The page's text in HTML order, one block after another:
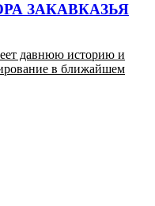
ЗАКАВКАЗЬЯ
давнюю историю и
в ближайшем